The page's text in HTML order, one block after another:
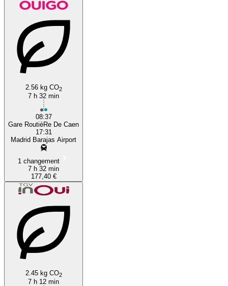
2.56 kg CO2
7 h 32 min
08:37
Gare RoutièRe De Caen
17:31
Madrid Barajas Airport
1 changement
7 h 32 min
177,40 €
2.45 kg CO2
7 h 12 min